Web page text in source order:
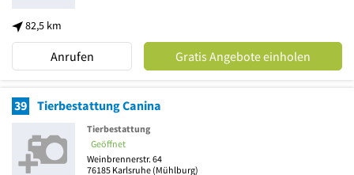
82,5 km
Anrufen Gratis Angebote einholen
39 Tierbestattung Canina
Tierbestattung
Geöffnet
Weinbrennerstr. 64
76185 Karlsruhe (Mühlburg)